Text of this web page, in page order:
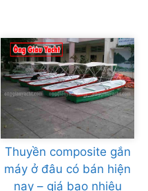
Thuyền composite gắn
máy ở đâu có bán hiện
nay – giá bao nhiêu